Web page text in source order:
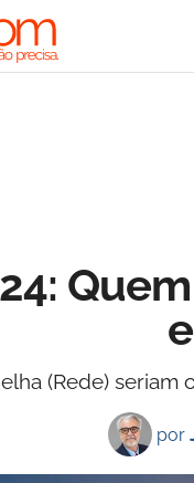
(Rede)
por